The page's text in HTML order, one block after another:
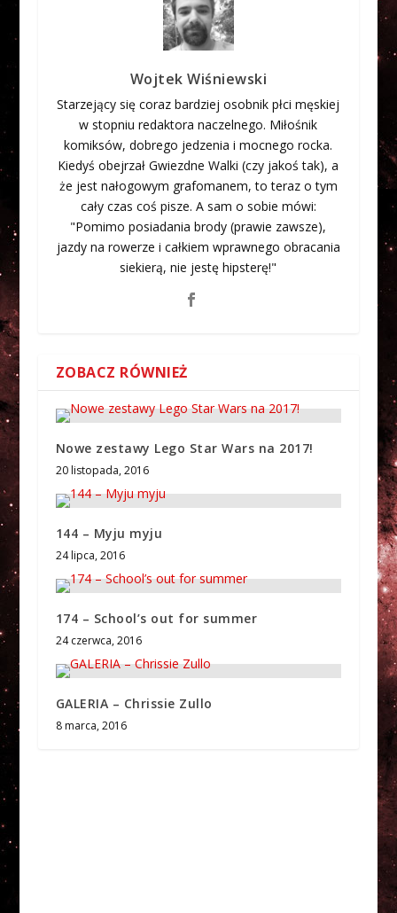
Wojtek Wiśniewski
Starzejący się coraz bardziej osobnik płci męskiej
w stopniu redaktora naczelnego. Miłośnik
komiksów, dobrego jedzenia i mocnego rocka.
Kiedyś obejrzał Gwiezdne Walki (czy jakoś tak), a
że jest nałogowym grafomanem, to teraz o tym
cały czas coś pisze. A sam o sobie mówi:
"Pomimo posiadania brody (prawie zawsze),
jazdy na rowerze i całkiem wprawnego obracania
siekierą, nie jestę hipsterę!"
ZOBACZ RÓWNIEŻ
Nowe zestawy Lego Star Wars na 2017!
20 listopada, 2016
144 – Myju myju
24 lipca, 2016
174 – School’s out for summer
24 czerwca, 2016
GALERIA – Chrissie Zullo
8 marca, 2016